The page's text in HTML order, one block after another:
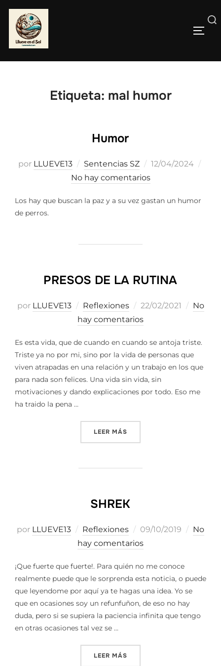
contenido
Buscar:
Etiqueta: mal humor
Humor
por LLUEVE13 Sentencias SZ
Publicado
el
12/04/2024
No hay comentarios
Los hay que buscan la paz y a su vez gastan un humor
de perros.
PRESOS DE LA RUTINA
por LLUEVE13 Reflexiones
Publicado
el
22/02/2021
No
hay comentarios
Es esta vida, que de cuando en cuando se antoja triste.
Triste ya no por mi, sino por la vida de personas que
viven atrapadas en una relación y un trabajo en los que
para nada son felices. Una vida sin vida, sin
motivaciones y dando explicaciones por todo. Eso me
ha traido la pena …
LEER MÁS
SHREK
por LLUEVE13 Reflexiones
Publicado
el
09/10/2019
No
hay comentarios
¡Que fuerte que fuerte!. Para quién no me conoce
realmente puede que le sorprenda esta noticia, o puede
que leyendome por aquí ya te hagas una idea. Yo se
que en ocasiones soy un refunfuñon, de eso no hay
duda, pero si se supiera la paciencia infinita que tengo
en otras ocasiones tal vez se …
LEER MÁS